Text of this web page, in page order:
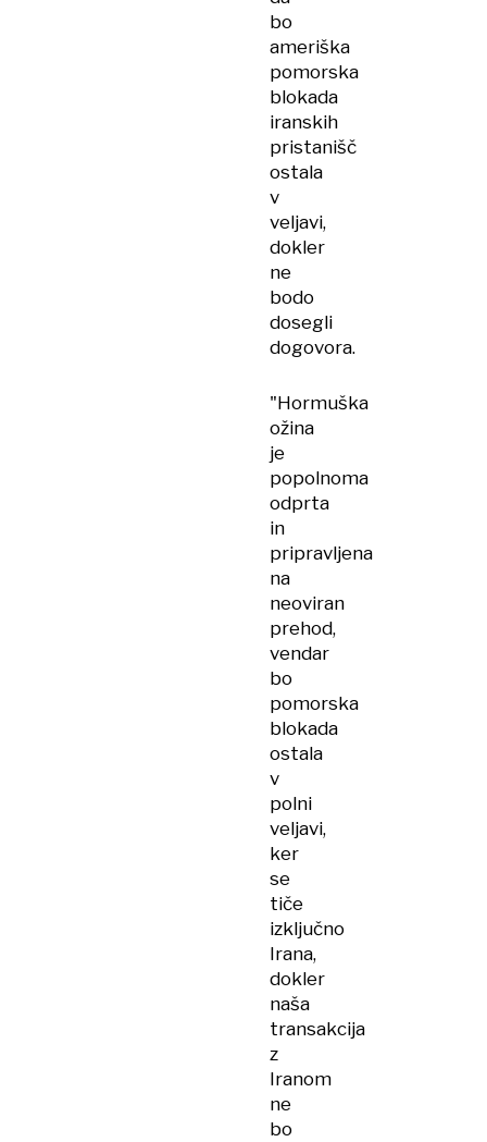
bo
ameriška
pomorska
blokada
iranskih
pristanišč
ostala
v
veljavi,
dokler
ne
bodo
dosegli
dogovora.
"Hormuška
ožina
je
popolnoma
odprta
in
pripravljena
na
neoviran
prehod,
vendar
bo
pomorska
blokada
ostala
v
polni
veljavi,
ker
se
tiče
izključno
Irana,
dokler
naša
transakcija
z
Iranom
ne
bo